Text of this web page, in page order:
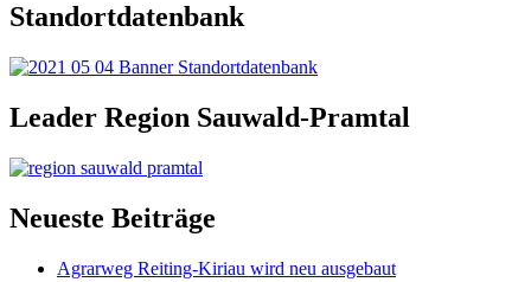
Standortdatenbank
Leader Region Sauwald-Pramtal
Neueste Beiträge
Agrarweg Reiting-Kiriau wird neu ausgebaut